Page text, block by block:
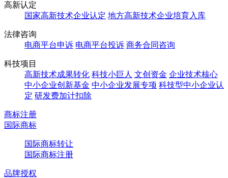
高新认定
国家高新技术企业认定 地方高新技术企业培育入库
法律咨询
电商平台申诉 电商平台投诉 商务合同咨询
科技项目
高新技术成果转化 科技小巨人 文创资金 企业技术核心
中小企业创新基金 中小企业发展专项 科技型中小企业认
定 研发费加计扣除
商标注册
国际商标
国际商标转让
国际商标注册
品牌授权